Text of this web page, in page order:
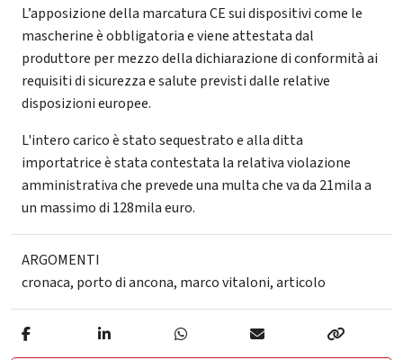
L’apposizione della marcatura CE sui dispositivi come le
mascherine è obbligatoria e viene attestata dal
produttore per mezzo della dichiarazione di conformità ai
requisiti di sicurezza e salute previsti dalle relative
disposizioni europee.
L'intero carico è stato sequestrato e alla ditta
importatrice è stata contestata la relativa violazione
amministrativa che prevede una multa che va da 21mila a
un massimo di 128mila euro.
ARGOMENTI
cronaca, porto di ancona, marco vitaloni,articolo